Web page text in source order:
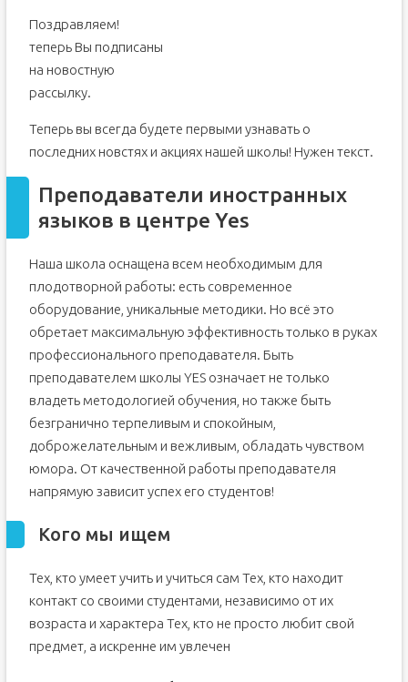
Поздравляем!
теперь Вы подписаны
на новостную
рассылку.
Теперь вы всегда будете первыми узнавать о
последних новстях и акциях нашей школы! Нужен текст.
Преподаватели иностранных
языков в центре Yes
Наша школа оснащена всем необходимым для
плодотворной работы: есть современное
оборудование, уникальные методики. Но всё это
обретает максимальную эффективность только в руках
профессионального преподавателя. Быть
преподавателем школы YES означает не только
владеть методологией обучения, но также быть
безгранично терпеливым и спокойным,
доброжелательным и вежливым, обладать чувством
юмора. От качественной работы преподавателя
напрямую зависит успех его студентов!
Кого мы ищем
Тех, кто умеет учить и учиться сам Тех, кто находит
контакт со своими студентами, независимо от их
возраста и характера Тех, кто не просто любит свой
предмет, а искренне им увлечен